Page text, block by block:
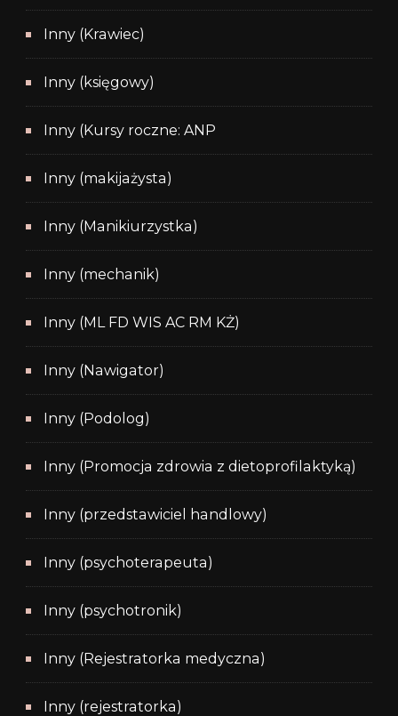
Inny (Krawiec)
Inny (księgowy)
Inny (Kursy roczne: ANP
Inny (makijażysta)
Inny (Manikiurzystka)
Inny (mechanik)
Inny (ML FD WIS AC RM KŻ)
Inny (Nawigator)
Inny (Podolog)
Inny (Promocja zdrowia z dietoprofilaktyką)
Inny (przedstawiciel handlowy)
Inny (psychoterapeuta)
Inny (psychotronik)
Inny (Rejestratorka medyczna)
Inny (rejestratorka)